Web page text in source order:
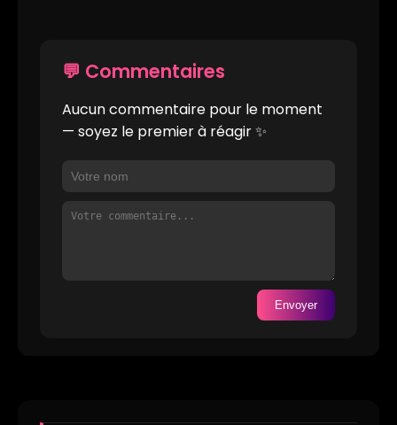
💬 Commentaires
Aucun commentaire pour le moment
— soyez le premier à réagir ✨
Envoyer